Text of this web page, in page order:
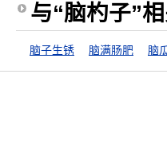
与“脑杓子”
脑子生锈 脑满肠肥 脑